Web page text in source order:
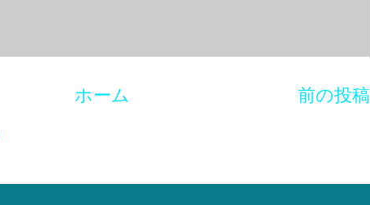
前の投稿
ホーム